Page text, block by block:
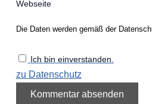
Webseite
Die Daten werden gemäß der
Ich bin einverstanden.
zu Datenschutz